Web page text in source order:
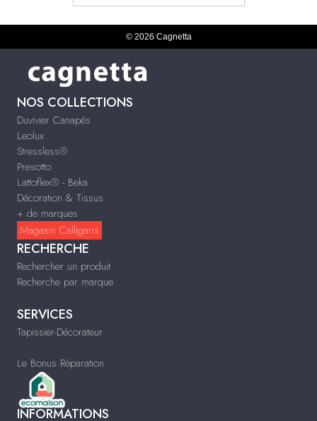
© 2026 Cagnetta
NOS COLLECTIONS
Duvivier Canapés
Leolux
Stressless®
Presotto
Lattoflex® - Beka
Décoration & Tissus
+ de marques
Magasin Calligaris
RECHERCHE
Rechercher un produit
Recherche par marque
SERVICES
Tapissier-Décorateur
Le Bonus Réparation
INFORMATIONS